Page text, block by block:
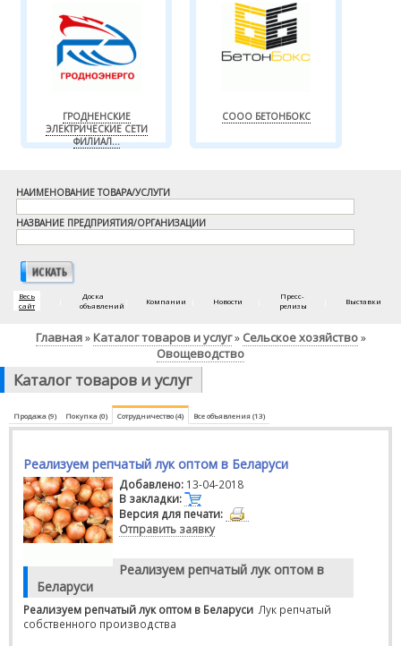
ГРОДНЕНСКИЕ
ЭЛЕКТРИЧЕСКИЕ СЕТИ
ФИЛИАЛ...
СООО БЕТОНБОКС
НАИМЕНОВАНИЕ ТОВАРА/УСЛУГИ
НАЗВАНИЕ ПРЕДПРИЯТИЯ/ОРГАНИЗАЦИИ
Весь
сайт
Доска
объявлений
Компании Новости
Пресс-
релизы
Выставки
Главная» Каталог товаров и услуг» Сельское хозяйство»
Овощеводство
Каталог товаров и услуг
Продажа (9) Покупка (0) Сотрудничество (4) Все объявления (13)
Реализуем репчатый лук оптом в Беларуси
Добавлено: 13-04-2018
В закладки:
Версия для печати:
Отправить заявку
Реализуем репчатый лук оптом в
Беларуси
Реализуем репчатый лук оптом в Беларуси Лук репчатый
собственного производства